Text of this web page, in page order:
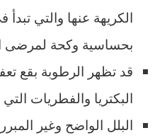
الكريهة عنها والتي
بحساسية وكحة لمرضى
قد تظهر الرطوبة بقع
البكتريا والفطريات
البلل الواضح وغير